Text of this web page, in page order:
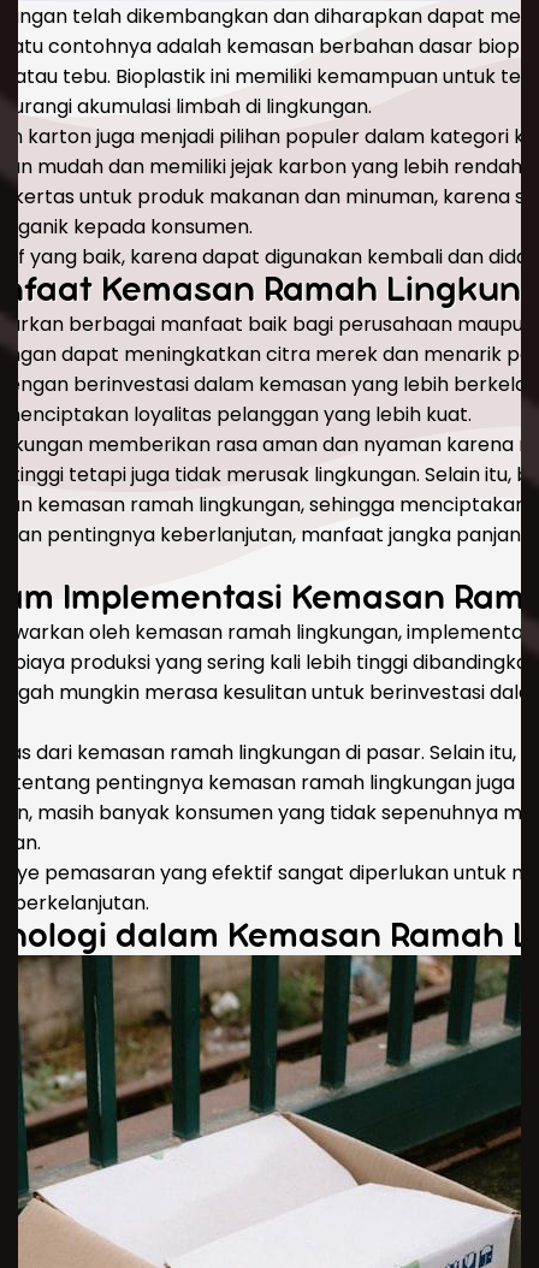
telah dikembangkan dan diharapkan dapat
contohnya adalah kemasan berbahan dasar
tebu. Bioplastik ini memiliki kemampuan untuk
akumulasi limbah di lingkungan.
karton juga menjadi pilihan populer dalam kategori
mudah dan memiliki jejak karbon yang lebih rendah
kertas untuk produk makanan dan minuman, karena
kepada konsumen.
yang baik, karena dapat digunakan kembali dan
Kemasan Ramah
berbagai manfaat baik bagi perusahaan maupun
dapat meningkatkan citra merek dan menarik
berinvestasi dalam kemasan yang lebih
loyalitas pelanggan yang lebih kuat.
memberikan rasa aman dan nyaman karena
tetapi juga tidak merusak lingkungan. Selain itu,
kemasan ramah lingkungan, sehingga menciptakan
pentingnya keberlanjutan, manfaat jangka
Implementasi Kemasan
oleh kemasan ramah lingkungan,
produksi yang sering kali lebih tinggi
mungkin merasa kesulitan untuk berinvestasi
dari kemasan ramah lingkungan di pasar. Selain itu,
tentang pentingnya kemasan ramah lingkungan juga
masih banyak konsumen yang tidak sepenuhnya
pemasaran yang efektif sangat diperlukan untuk
berkelanjutan.
dalam Kemasan Ramah